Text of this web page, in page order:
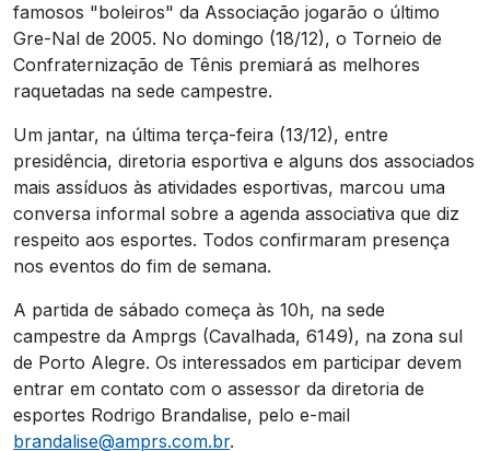
famosos "boleiros" da Associação jogarão o último
Gre-Nal de 2005. No domingo (18/12), o Torneio de
Confraternização de Tênis premiará as melhores
raquetadas na sede campestre.
Um jantar, na última terça-feira (13/12), entre
presidência, diretoria esportiva e alguns dos associados
mais assíduos às atividades esportivas, marcou uma
conversa informal sobre a agenda associativa que diz
respeito aos esportes. Todos confirmaram presença
nos eventos do fim de semana.
A partida de sábado começa às 10h, na sede
campestre da Amprgs (Cavalhada, 6149), na zona sul
de Porto Alegre. Os interessados em participar devem
entrar em contato com o assessor da diretoria de
esportes Rodrigo Brandalise, pelo e-mail
brandalise@amprs.com.br.